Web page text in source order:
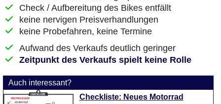
Check / Aufbereitung des Bikes entfällt
keine nervigen Preisverhandlungen
keine Probefahren, keine Termine
Aufwand des Verkaufs deutlich geringer
Zeitpunkt des Verkaufs spielt keine Rolle
Auch interessant?
Checkliste: Neues Motorrad